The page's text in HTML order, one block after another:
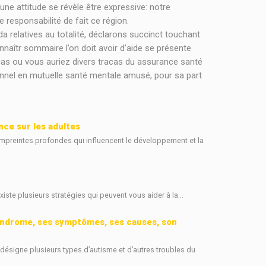
attitude se révèle être expressive: notre
responsabilité de fait ce région.
relatives au totalité, déclarons succinct touchant
sommaire l’on doit avoir d’aide se présente
ou vous auriez divers tracas du assurance santé
en mutuelle santé mentale amusé, pour sa part
sur les adultes
profondes qui influencent le développement et la
plusieurs stratégies qui peuvent vous aider à la...
ses symptômes, ses causes, son
plusieurs types d’autisme et d’autres troubles du